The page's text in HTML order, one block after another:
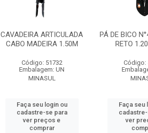
CAVADEIRA ARTICULADA
CABO MADEIRA 1.50M
Código: 51732
Embalagem: UN
MINASUL
Faça seu login ou
cadastre-se para
ver preços e
comprar
PÁ DE BICO
RETO
Código:
Faça seu
ver